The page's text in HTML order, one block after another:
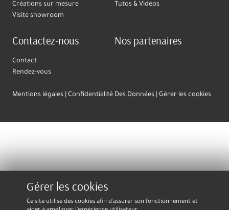
Créations sur mesure
Visite showroom
Tutos & Vidéos
Contactez-nous
Contact
Rendez-vous
Nos partenaires
Mentions légales Confidentialité Des Données Gérer les cookies
Gérer les cookies
Ce site utilise des cookies afin d'assurer son fonctionnement et